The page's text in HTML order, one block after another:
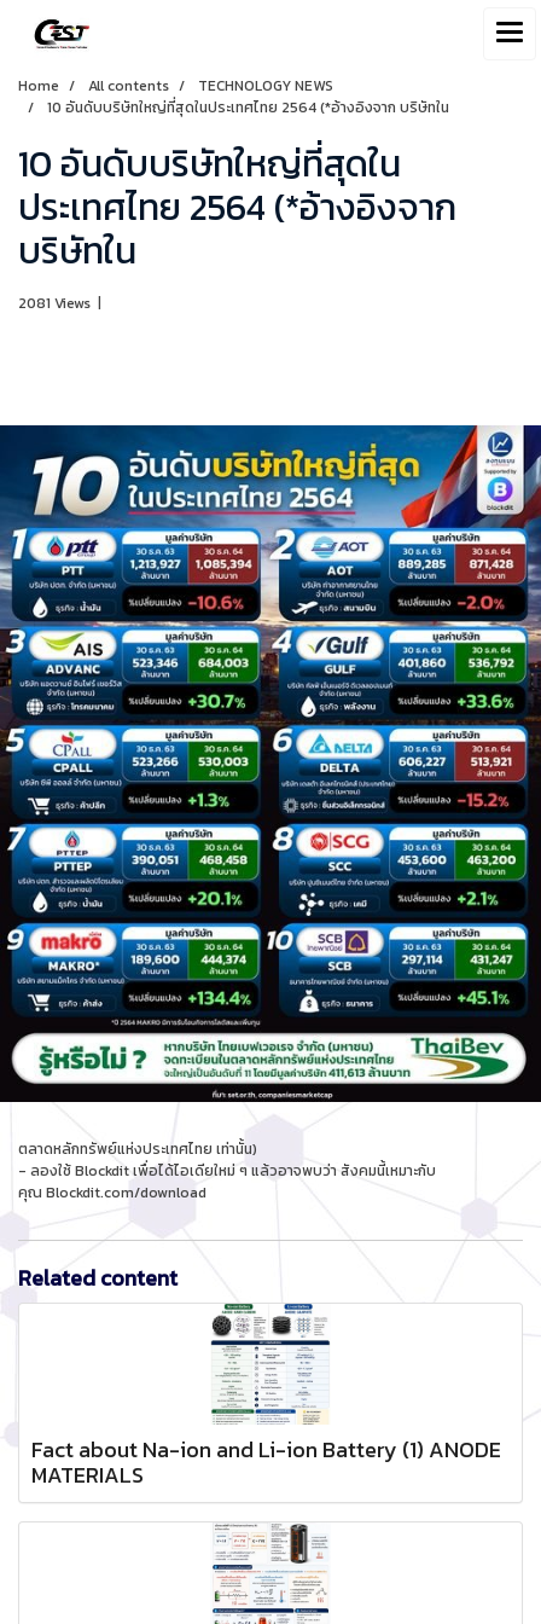
Home All contents
TECHNOLOGY NEWS
10 อันดับบริษัทใหญ่ที่สุดในประเทศไทย 2564 (*อ้างอิงจาก บริษัทใน
10 อันดับบริษัทใหญ่ที่สุดใน
ประเทศไทย 2564 (*อ้างอิงจาก
บริษัทใน
2081 Views |
ตลาดหลักทรัพย์แห่งประเทศไทย เท่านั้น)
- ลองใช้ Blockdit เพื่อได้ไอเดียใหม่ ๆ แล้วอาจพบว่า สังคมนี้เหมาะกับ
คุณ Blockdit.com/download
Related content
Fact about Na-ion and Li-ion Battery (1) ANODE
MATERIALS